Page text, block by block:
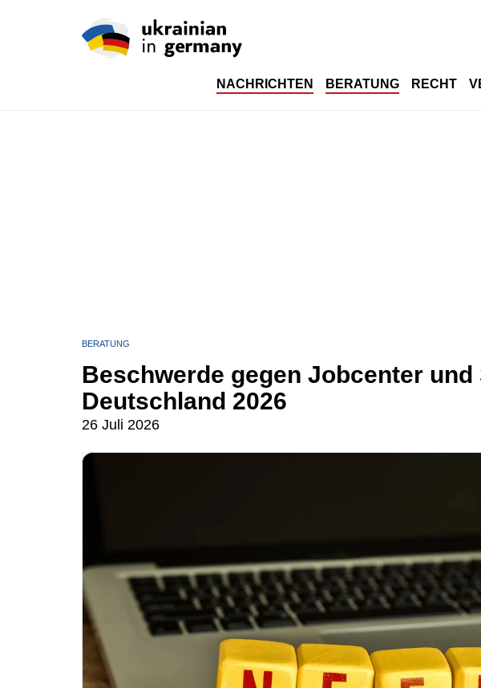
NACHRICHTEN BERATUNG RECHT
BERATUNG
Beschwerde gegen Jobcenter und
Deutschland 2026
26 Juli 2026